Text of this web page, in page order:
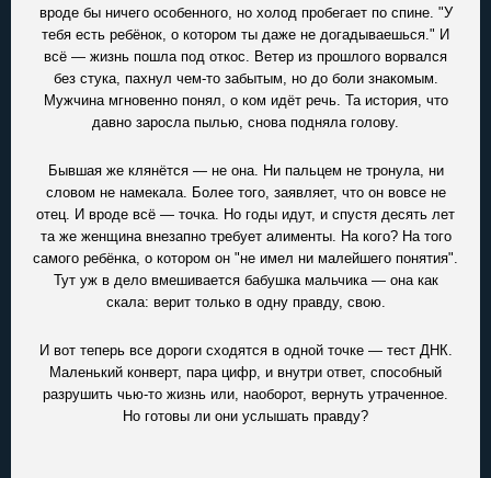
вроде бы ничего особенного, но холод пробегает по спине. "У
тебя есть ребёнок, о котором ты даже не догадываешься." И
всё — жизнь пошла под откос. Ветер из прошлого ворвался
без стука, пахнул чем-то забытым, но до боли знакомым.
Мужчина мгновенно понял, о ком идёт речь. Та история, что
давно заросла пылью, снова подняла голову.
Бывшая же клянётся — не она. Ни пальцем не тронула, ни
словом не намекала. Более того, заявляет, что он вовсе не
отец. И вроде всё — точка. Но годы идут, и спустя десять лет
та же женщина внезапно требует алименты. На кого? На того
самого ребёнка, о котором он "не имел ни малейшего понятия".
Тут уж в дело вмешивается бабушка мальчика — она как
скала: верит только в одну правду, свою.
И вот теперь все дороги сходятся в одной точке — тест ДНК.
Маленький конверт, пара цифр, и внутри ответ, способный
разрушить чью-то жизнь или, наоборот, вернуть утраченное.
Но готовы ли они услышать правду?